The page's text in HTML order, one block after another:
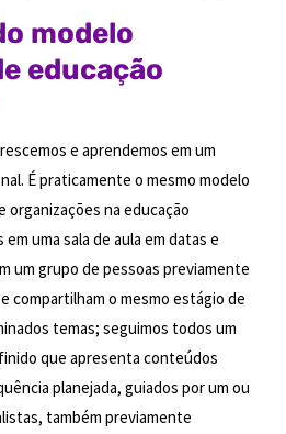
modelo
educação
e aprendemos em um
É praticamente o mesmo modelo
organizações na educação
uma sala de aula em datas e
um grupo de pessoas previamente
compartilham o mesmo estágio de
temas; seguimos todos um
que apresenta conteúdos
planejada, guiados por um ou
também previamente